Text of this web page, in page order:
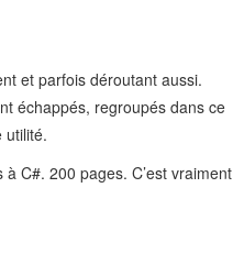
et parfois déroutant aussi.
échappés, regroupés dans ce
utilité.
C#. 200 pages. C’est vraiment